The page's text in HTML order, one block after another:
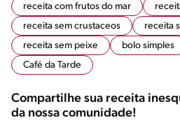
receita com frutos do mar
receita sem crustaceos
receita
receita sem peixe
bolo simples
Café da Tarde
Compartilhe sua receita
da nossa comunidade!